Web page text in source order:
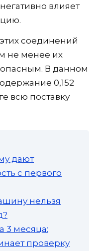
влияет
соединений
не менее их
В данном
0,152
всю поставку
дают
с первого
нельзя
3 месяца:
проверку